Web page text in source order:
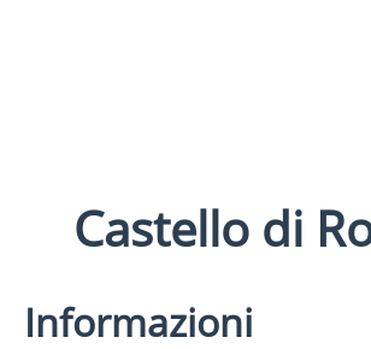
Castello di
Informazioni